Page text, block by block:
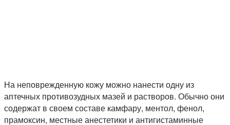
На неповрежденную кожу можно нанести одну из
аптечных противозудных мазей и растворов. Обычно они
содержат в своем составе камфару, ментол, фенол,
прамоксин, местные анестетики и антигистаминные